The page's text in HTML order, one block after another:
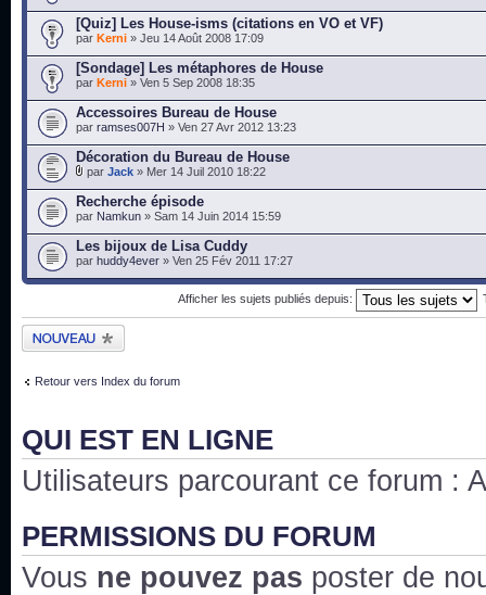
[Quiz] Les House-isms (citations en VO et VF)
par Kerni » Jeu 14 Août 2008 17:09
[Sondage] Les métaphores de House
par Kerni » Ven 5 Sep 2008 18:35
Accessoires Bureau de House
par ramses007H » Ven 27 Avr 2012 13:23
Décoration du Bureau de House
par Jack » Mer 14 Juil 2010 18:22
Recherche épisode
par Namkun » Sam 14 Juin 2014 15:59
Les bijoux de Lisa Cuddy
par huddy4ever » Ven 25 Fév 2011 17:27
Afficher les sujets publiés depuis:
Publier un nouveau
sujet
Retour vers Index du forum
QUI EST EN LIGNE
Utilisateurs parcourant ce forum :
PERMISSIONS DU FORUM
Vous ne pouvez pas poster de